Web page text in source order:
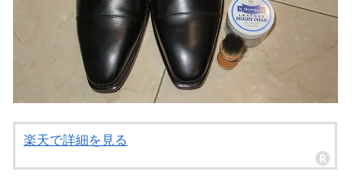
楽天で詳細を見る